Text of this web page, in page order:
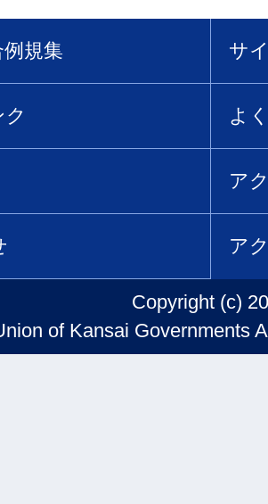
規集 サ
よ
ア
ア
Copyright (c)
of Kansai Governments